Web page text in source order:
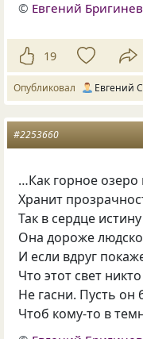
© Евгений
19
Опубликовал Евгений
#2253660
…Как горное озеро
Хранит
Так в сердце
Она дороже
И если вдруг
Что этот свет
Не гасни. Пусть
Чтоб кому-то в